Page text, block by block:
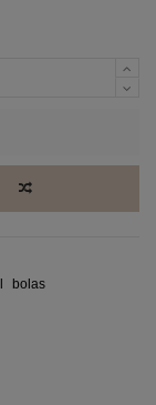
bolas